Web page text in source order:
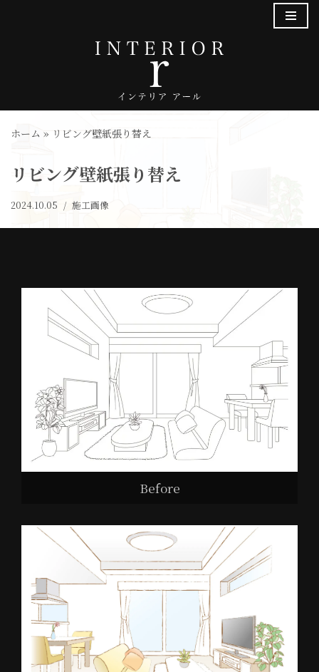
ツ
へ
ッ
プ
ホーム » リビング壁紙張り替え
リビング壁紙張り替え
2024.10.05 施工画像
Before